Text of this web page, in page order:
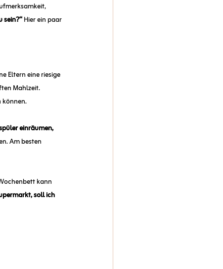
Hier ein paar
Eltern eine riesige
Mahlzeit.
können.
einräumen,
Am besten
kann
soll ich